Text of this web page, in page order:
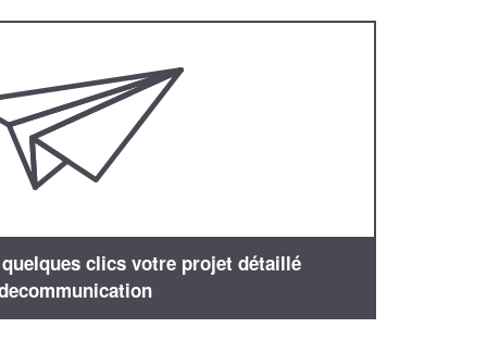
clics votre projet détaillé